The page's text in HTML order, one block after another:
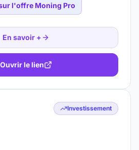
l'offre Moning Pro
En savoir +
Ouvrir le lien
Investissement